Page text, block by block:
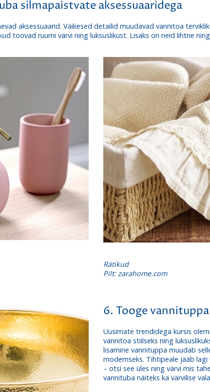
silmapaistvate aksessuaaridega
aksessuaarid. Väikesed detailid muudavad vannitoa
toovad ruumi värvi ning luksuslikust. Lisaks on neid lihtne
Rätikud
Pilt: zarahome.com
6. Tooge
Uusimate trendidega kursis
vannitoa stiilseks ning
lisamine vannituppa muudab
modernseks. Tihtipeale jääb
– otsi see üles ning värvi mis
vannituba näiteks ka värvilise